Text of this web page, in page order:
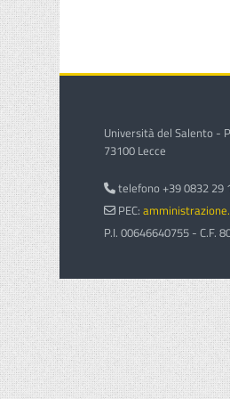
Università del Salento -
73100 Lecce
telefono +39 0832 29
PEC:
P.I. 00646640755 - C.F.